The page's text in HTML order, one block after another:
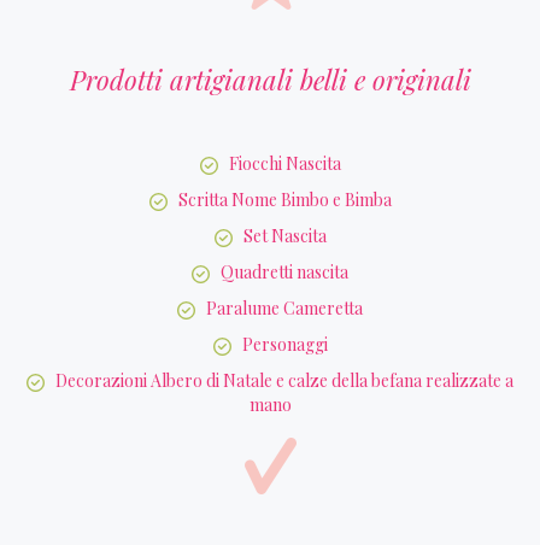
Prodotti artigianali belli e originali
Fiocchi Nascita
Scritta Nome Bimbo e Bimba
Set Nascita
Quadretti nascita
Paralume Cameretta
Personaggi
Decorazioni Albero di Natale e calze della befana realizzate a
mano